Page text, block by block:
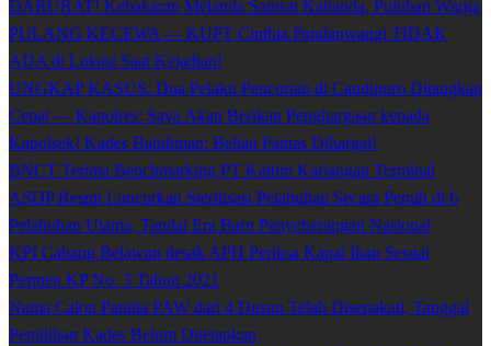
DARURAT! Kebakaran Melanda Samsat Kalianda, Puluhan Warga
PULANG KECEWA — KUPT Cinthia Pandanwangi TIDAK
ADA di Lokasi Saat Kejadian!
UNGKAP KASUS: Dua Pelaku Pencurian di Candipuro Ditangkap
Cepat — Kapolres: Saya Akan Berikan Penghargaan kepada
Kapolsek! Kades Batuliman: Beliau Pantas Dihargai!
BNCT Terima Benchmarking PT Kaltim Kariangau Terminal
ASDP Resmi Luncurkan Sterilisasi Pelabuhan Secara Penuh di 6
Pelabuhan Utama, Tandai Era Baru Penyeberangan Nasional
KPI Cabang Belawan desak APH Periksa Kapal Ikan Sesuai
Permen KP No. 3 Tahun 2021
Nama Calon Panitia PAW dari 4 Dusun Telah Disepakati, Tanggal
Pemilihan Kades Belum Ditetapkan